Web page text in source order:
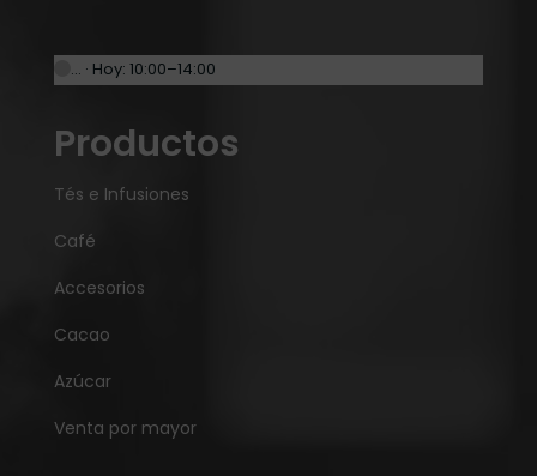
… · Hoy: 10:00–14:00
Productos
Tés e Infusiones
Café
Accesorios
Cacao
Azúcar
Venta por mayor